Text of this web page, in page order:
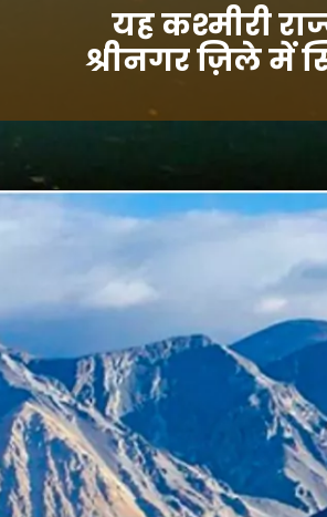
यह कश्मीरी